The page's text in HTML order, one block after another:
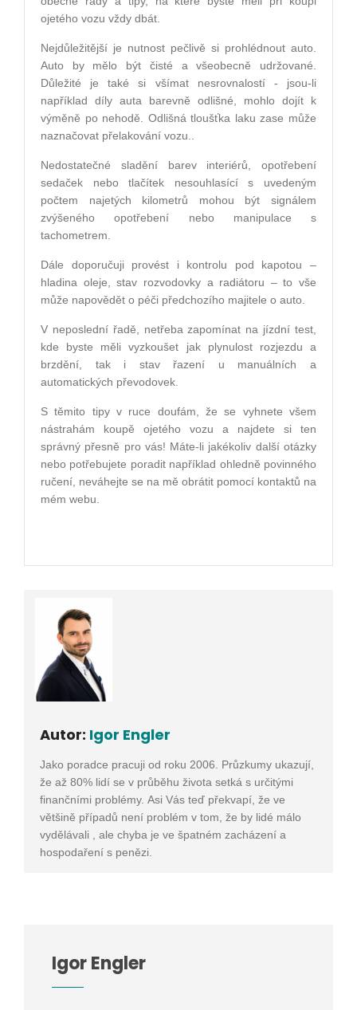
ojetého vozu vždy dbát.
Nejdůležitější je nutnost pečlivě si prohlédnout auto.
Auto by mělo být čisté a všeobecně udržované.
Důležité je také si všímat nesrovnalostí - jsou-li
například díly auta barevně odlišné, mohlo dojít k
výměně po nehodě. Odlišná tloušťka laku zase může
naznačovat přelakování vozu..
Nedostatečné sladění barev interiérů, opotřebení
sedaček nebo tlačítek nesouhlasící s uvedeným
počtem najetých kilometrů mohou být signálem
zvýšeného opotřebení nebo manipulace s
tachometrem.
Dále doporučuji provést i kontrolu pod kapotou –
hladina oleje, stav rozvodovky a radiátoru – to vše
může napovědět o péči předchozího majitele o auto.
V neposlední řadě, netřeba zapomínat na jízdní test,
kde byste měli vyzkoušet jak plynulost rozjezdu a
brzdění, tak i stav řazení u manuálních a
automatických převodovek.
S těmito tipy v ruce doufám, že se vyhnete všem
nástrahám koupě ojetého vozu a najdete si ten
správný přesně pro vás! Máte-li jakékoliv další otázky
nebo potřebujete poradit například ohledně povinného
ručení, neváhejte se na mě obrátit pomocí kontaktů na
mém webu.
Autor: Igor Engler
Jako poradce pracuji od roku 2006. Průzkumy ukazují,
že až 80% lidí se v průběhu života setká s určitými
finančními problémy. Asi Vás teď překvapí, že ve
většině případů není problém v tom, že by lidé málo
vydělávali , ale chyba je ve špatném zacházení a
hospodaření s penězi.
Igor Engler